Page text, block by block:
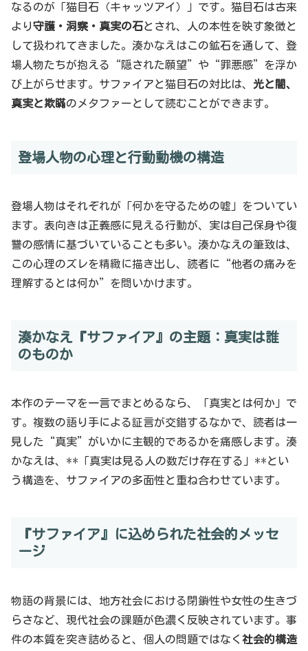
なるのが「猫目石（キャッツアイ）」です。猫目石は古来
より守護・洞察・真実の石とされ、人の本性を映す象徴と
して扱われてきました。湊かなえはこの鉱石を通して、登
場人物たちが抱える“隠された願望”や“罪悪感”を浮か
び上がらせます。サファイアと猫目石の対比は、 光と闇、
真実と欺瞞のメタファーとして読むことができます。
登場人物の心理と行動動機の構造
登場人物はそれぞれが「何かを守るための嘘」をついてい
ます。表向きは正義感に見える行動が、実は自己保身や復
讐の感情に基づいていることも多い。湊かなえの筆致は、
この心理のズレを精緻に描き出し、読者に“他者の痛みを
理解するとは何か”を問いかけます。
湊かなえ『サファイア』の主題：真実は誰
のものか
本作のテーマを一言でまとめるなら、「真実とは何か」で
す。複数の語り手による証言が交錯するなかで、読者は一
見した“真実”がいかに主観的であるかを痛感します。湊
かなえは、**「真実は見る人の数だけ存在する」**とい
う構造を、サファイアの多面性と重ね合わせています。
『サファイア』に込められた社会的メッセ
ージ
物語の背景には、地方社会における閉鎖性や女性の生きづ
らさなど、現代社会の課題が色濃く反映されています。事
件の本質を突き詰めると、個人の問題ではなく 社会的構造